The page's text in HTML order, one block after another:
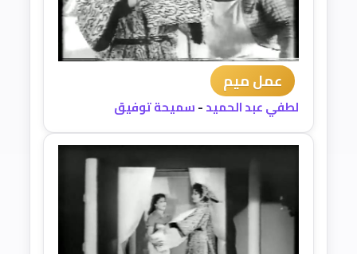
عمل ميم
لطفي عبد الحميد-سميحة توفيق